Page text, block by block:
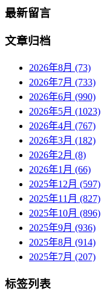
最新留言
文章归档
2026年8月 (73)
2026年7月 (733)
2026年6月 (990)
2026年5月 (1023)
2026年4月 (767)
2026年3月 (182)
2026年2月 (8)
2026年1月 (66)
2025年12月 (597)
2025年11月 (827)
2025年10月 (896)
2025年9月 (936)
2025年8月 (914)
2025年7月 (207)
标签列表